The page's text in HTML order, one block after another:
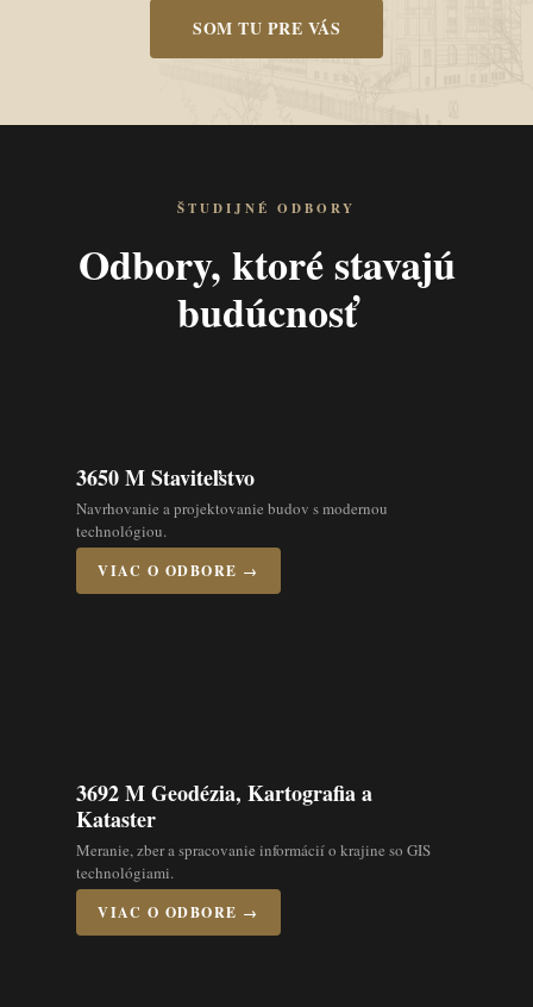
SOM TU PRE VÁS
ŠTUDIJNÉ ODBORY
Odbory, ktoré stavajú
budúcnosť
3650 M Staviteľstvo
Navrhovanie a projektovanie budov s modernou
technológiou.
VIAC O ODBORE →
3692 M Geodézia, Kartografia a
Kataster
Meranie, zber a spracovanie informácií o krajine so GIS
technológiami.
VIAC O ODBORE →